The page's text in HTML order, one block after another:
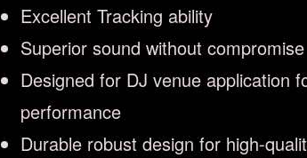
Excellent Tracking ability
Superior sound without compromise
Designed for DJ venue application
performance
Durable robust design for high-